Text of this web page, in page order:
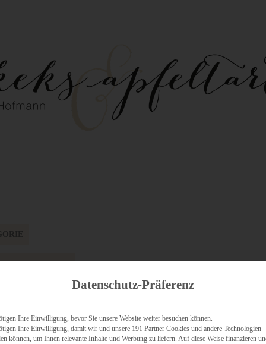
KÄSEKUCHEN
Datenschutz-Präferenz
Ihre Einwilligung, bevor Sie unsere Website weiter besuchen können.
Ihre Einwilligung, damit wir und unsere 191 Partner Cookies und andere Technologien
können, um Ihnen relevante Inhalte und Werbung zu liefern. Auf diese Weise finanzieren